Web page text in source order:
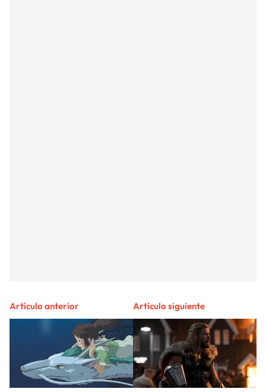
Artículo anterior Artículo siguiente